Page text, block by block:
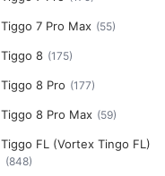
Tiggo 7 Pro Max (55)
Tiggo 8 (175)
Tiggo 8 Pro (177)
Tiggo 8 Pro Max (59)
Tiggo FL (Vortex Tingo FL)
(848)